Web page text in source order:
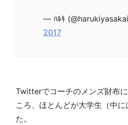
— ﾊﾙｷ
2017
Twitterでコーチのメンズ財布
ころ、ほとんどが大学生（中
た。